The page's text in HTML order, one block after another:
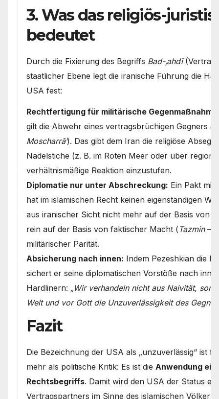
3. Was das religiös-
bedeutet
Durch die Fixierung des Begriffs Bad-‚ahdī
staatlicher Ebene legt die iranische Führung die
USA fest:
Rechtfertigung für militärische
gilt die Abwehr eines vertragsbrüchigen Gegners
Moscharrā‘). Das gibt dem Iran die religiöse
Nadelstiche (z. B. im Roten Meer oder über
verhältnismäßige Reaktion einzustufen.
Diplomatie nur unter Abschreckung: Ein Pakt mit
hat im islamischen Recht keinen eigenständigen
aus iranischer Sicht nicht mehr auf der Basis von
rein auf der Basis von faktischer Macht ( Tazmin–
militärischer Parität.
Absicherung nach innen: Indem Pezeshkian die
sichert er seine diplomatischen Vorstöße nach
Hardlinern: „Wir verhandeln nicht aus Naivität,
Welt und vor Gott die Unzuverlässigkeit des
Fazit
Die Bezeichnung der USA als „unzuverlässig“ ist
mehr als politische Kritik: Es ist die Anwendung
Rechtsbegriffs. Damit wird den USA der Status
Vertragspartners im Sinne des islamischen